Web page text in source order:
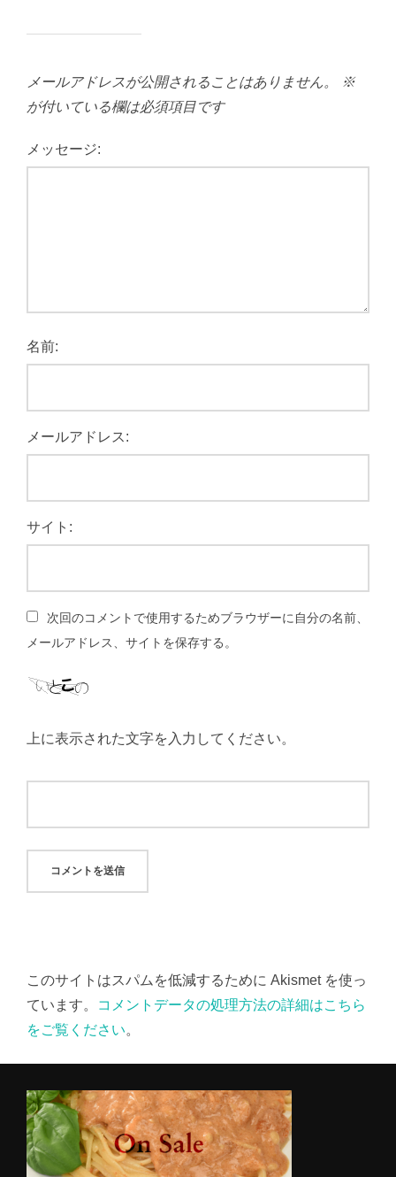
メールアドレスが公開されることはありません。
※
が付いている欄は必須項目です
メッセージ:
名前:
メールアドレス:
サイト:
次回のコメントで使用するためブラウザーに自分の名前、
メールアドレス、サイトを保存する。
上に表示された文字を入力してください。
このサイトはスパムを低減するために Akismet を使っ
ています。
コメントデータの処理方法の詳細はこちら
をご覧ください。